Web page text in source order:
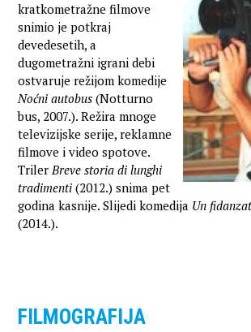
kratkometražne filmove
snimio je potkraj
devedesetih, a
dugometražni igrani debi
ostvaruje režijom komedije
Noćni autobus (Notturno
bus, 2007.). Režira mnoge
televizijske serije, reklamne
filmove i video spotove.
TrilerBreve storia di lunghi
tradimenti (2012.) snima pet
godina kasnije. Slijedi komedija Un
(2014.).
FILMOGRAFIJA